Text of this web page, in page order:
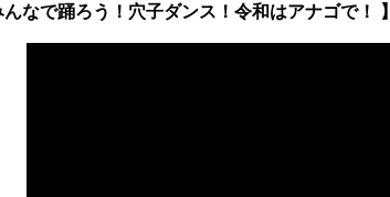
んなで踊ろう！穴子ダンス！令和はアナゴで！ 】